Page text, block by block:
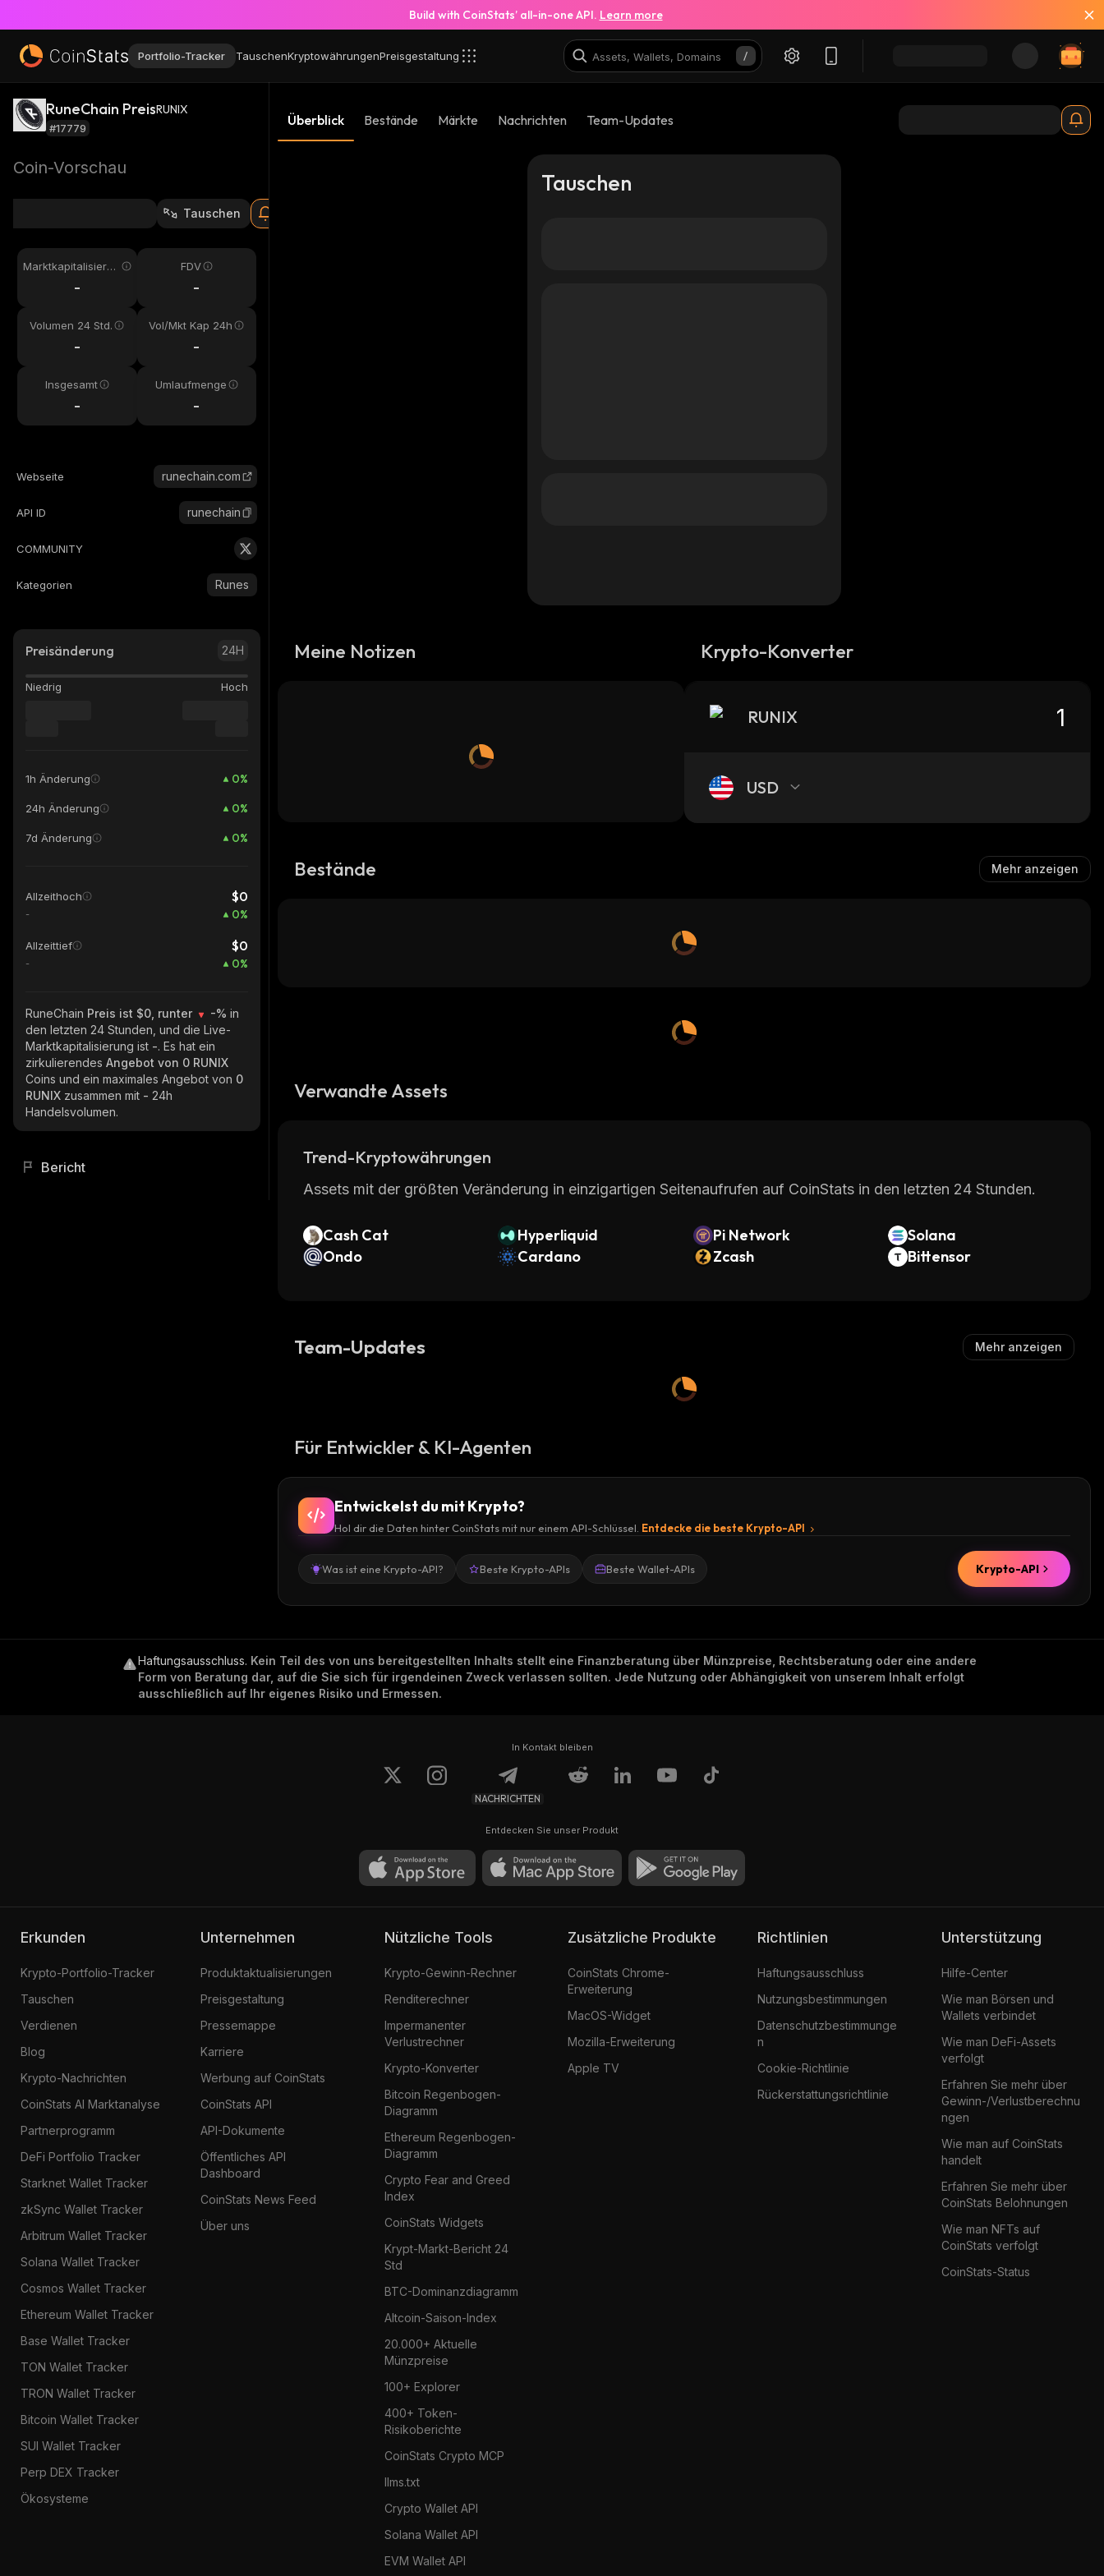
Build with CoinStats’ all-in-one API. Learn more
Portfolio-Tracker TauschenKryptowährungenPreisgestaltung
RuneChain PreisRUNIX
#17779
Coin-Vorschau
Tauschen
Marktkapitalisieru
-
FDV
-
Volumen 24 Std.
-
Vol/Mkt Kap 24h
-
Insgesamt
-
Umlaufmenge
-
Webseite runechain.com
API ID runechain
COMMUNITY
Kategorien Runes
Preisänderung 24H
Niedrig Hoch
1h Änderung 0%
24h Änderung 0%
7d Änderung 0%
Allzeithoch $0
- 0%
Allzeittief $0
- 0%
RuneChain Preis ist $0, runter -% in
den letzten 24 Stunden, und die Live-
Marktkapitalisierung ist -. Es hat ein
zirkulierendes Angebot von 0 RUNIX
Coins und ein maximales Angebot von 0
RUNIX zusammen mit - 24h
Handelsvolumen.
Bericht
Überblick Bestände Märkte Nachrichten Team-Updates
Tauschen
Meine Notizen Krypto-Konverter
RUNIX
USD
Bestände Mehr anzeigen
Verwandte Assets
Trend-Kryptowährungen
Assets mit der größten Veränderung in einzigartigen Seitenaufrufen auf CoinStats in den letzten 24 Stunden.
Cash Cat Hyperliquid Pi Network
Solana
Ondo
Cardano Zcash Bittensor
Team-Updates Mehr anzeigen
Für Entwickler & KI-Agenten
Entwickelst du mit Krypto?
Hol dir die Daten hinter CoinStats mit nur einem API-Schlüssel. Entdecke die beste Krypto-API
Was ist eine Krypto-API? Beste Krypto-APIs Beste Wallet-APIs Krypto-API
Haftungsausschluss. Kein Teil des von uns bereitgestellten Inhalts stellt eine Finanzberatung über Münzpreise, Rechtsberatung oder eine andere
Form von Beratung dar, auf die Sie sich für irgendeinen Zweck verlassen sollten. Jede Nutzung oder Abhängigkeit von unserem Inhalt erfolgt
ausschließlich auf Ihr eigenes Risiko und Ermessen.
In Kontakt bleiben
NACHRICHTEN
Entdecken Sie unser Produkt
Erkunden
Krypto-Portfolio-Tracker
Tauschen
Verdienen
Blog
Krypto-Nachrichten
CoinStats AI Marktanalyse
Partnerprogramm
DeFi Portfolio Tracker
Starknet Wallet Tracker
zkSync Wallet Tracker
Arbitrum Wallet Tracker
Solana Wallet Tracker
Cosmos Wallet Tracker
Ethereum Wallet Tracker
Base Wallet Tracker
TON Wallet Tracker
TRON Wallet Tracker
Bitcoin Wallet Tracker
SUI Wallet Tracker
Perp DEX Tracker
Ökosysteme
Unternehmen
Produktaktualisierungen
Preisgestaltung
Pressemappe
Karriere
Werbung auf CoinStats
CoinStats API
API-Dokumente
Öffentliches API
Dashboard
CoinStats News Feed
Über uns
Nützliche Tools
Krypto-Gewinn-Rechner
Renditerechner
Impermanenter
Verlustrechner
Krypto-Konverter
Bitcoin Regenbogen-
Diagramm
Ethereum Regenbogen-
Diagramm
Crypto Fear and Greed
Index
CoinStats Widgets
Krypt-Markt-Bericht 24
Std
BTC-Dominanzdiagramm
Altcoin-Saison-Index
20.000+ Aktuelle
Münzpreise
100+ Explorer
400+ Token-
Risikoberichte
CoinStats Crypto MCP
llms.txt
Crypto Wallet API
Solana Wallet API
EVM Wallet API
Zusätzliche Produkte
CoinStats Chrome-
Erweiterung
MacOS-Widget
Mozilla-Erweiterung
Apple TV
Richtlinien
Haftungsausschluss
Nutzungsbestimmungen
Datenschutzbestimmunge
n
Cookie-Richtlinie
Rückerstattungsrichtlinie
Unterstützung
Hilfe-Center
Wie man Börsen und
Wallets verbindet
Wie man DeFi-Assets
verfolgt
Erfahren Sie mehr über
Gewinn-/Verlustberechnu
ngen
Wie man auf CoinStats
handelt
Erfahren Sie mehr über
CoinStats Belohnungen
Wie man NFTs auf
CoinStats verfolgt
CoinStats-Status